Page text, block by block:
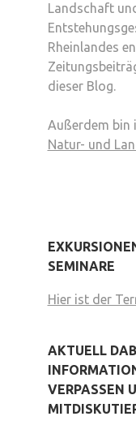
Landschaft
Rheinlandes
dieser Blog.
Außerdem bin
Natur- und
SEMINARE
Hier ist der
AKTUELL
VERPASSEN